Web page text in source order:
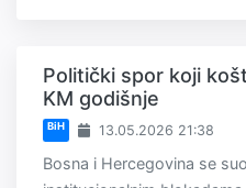
Politički spor koji
KM godišnje
BiH 13.05.2026 21:38
Bosna i Hercegovina se